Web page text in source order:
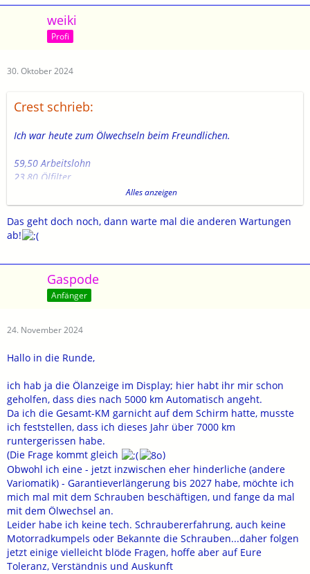
weiki
Profi
30. Oktober 2024
Crest schrieb:
Ich war heute zum Ölwechseln beim Freundlichen.
59,50 Arbeitslohn
23,80 Ölfilter
6,30 O-Ring
57,42 Yamalube
2,60 Hilfsstoffe
Finde diesen Preis völlig überzogen, vor allem die knapp 60 Euro
(halbe Stunde) Arbeistlohn für die paar Handgriffe.
oder Liqui Moly, in der Bucht 9 Euro bezahlt, seine
anzubieten, erinnert mich an die Preisgestaltung von BAB
Mir wurde auch gleich mitgeteilt, daß wenn ich beim nächsten
mal auf mein favorisiertes Öl umsteigen würde, ich meine
Garantie verlieren würde, sollte es aus schmiertechnischen
Gründen zu einem Schaden kommen.
Mein Einwand, daß "mein" Öl, in der geforderten Viskosität, die
Herstellervorgaben von Yamaha übertreffen würden, zähle nicht
und sie würden sich streitig stellen, so die Argumentation des
Händlers.
Gibt es eigentlich eine Tastenkombination, zum rückstellen des
Ölsymbols im Display ?
Alles anzeigen
Das geht doch noch, dann warte mal die anderen Wartungen
ab!
Gaspode
Anfänger
24. November 2024
Hallo in die Runde,
ich hab ja die Ölanzeige im Display; hier habt ihr mir schon
geholfen, dass dies nach 5000 km Automatisch angeht.
Da ich die Gesamt-KM garnicht auf dem Schirm hatte, musste
ich feststellen, dass ich dieses Jahr über 7000 km
runtergerissen habe.
(Die Frage kommt gleich
)
Obwohl ich eine - jetzt inzwischen eher hinderliche (andere
Variomatik) - Garantieverlängerung bis 2027 habe, möchte ich
mich mal mit dem Schrauben beschäftigen, und fange da mal
mit dem Ölwechsel an.
Leider habe ich keine tech. Schraubererfahrung, auch keine
Motorradkumpels oder Bekannte die Schrauben...daher folgen
jetzt einige vielleicht blöde Fragen, hoffe aber auf Eure
Toleranz, Verständnis und Auskunft